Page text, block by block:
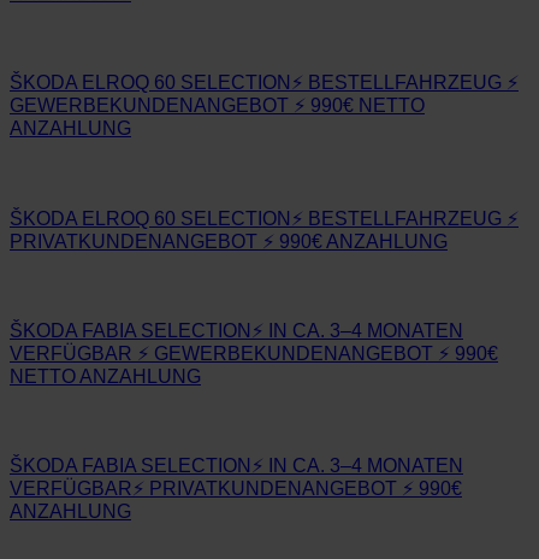
ŠKODA ELROQ 60 SELECTION⚡ BESTELLFAHRZEUG ⚡
GEWERBEKUNDENANGEBOT ⚡ 990€ NETTO
ANZAHLUNG
ŠKODA ELROQ 60 SELECTION⚡ BESTELLFAHRZEUG ⚡
PRIVATKUNDENANGEBOT ⚡ 990€ ANZAHLUNG
ŠKODA FABIA SELECTION⚡ IN CA. 3–4 MONATEN
VERFÜGBAR ⚡ GEWERBEKUNDENANGEBOT ⚡ 990€
NETTO ANZAHLUNG
ŠKODA FABIA SELECTION⚡ IN CA. 3–4 MONATEN
VERFÜGBAR⚡ PRIVATKUNDENANGEBOT ⚡ 990€
ANZAHLUNG